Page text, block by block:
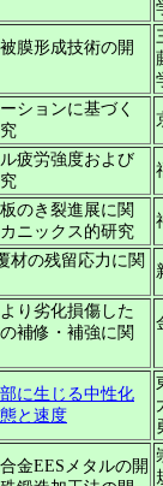
膜形成技術の開
ションに基づく
疲労強度および
のき裂進展に関
ニックス的研究
材の残留応力に関
り劣化損傷した
補修・補強に関
に生じる中性化
と速度
金EESメタルの開